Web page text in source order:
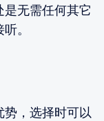
无需任何其它
。
势，选择时可以